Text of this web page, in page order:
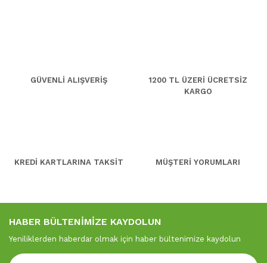
GÜVENLİ ALIŞVERİŞ
1200 TL ÜZERİ ÜCRETSİZ
KARGO
KREDİ KARTLARINA TAKSİT MÜŞTERİ YORUMLARI
HABER BÜLTENİMİZE KAYDOLUN
Yeniliklerden haberdar olmak için haber bültenimize kaydolun